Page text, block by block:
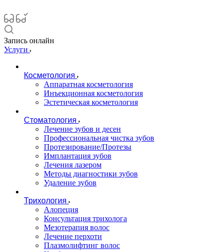
Запись онлайн
Услуги
Косметология
Аппаратная косметология
Инъекционная косметология
Эстетическая косметология
Стоматология
Лечение зубов и десен
Профессиональная чистка зубов
Протезирование/Протезы
Имплантация зубов
Лечения лазером
Методы диагностики зубов
Удаление зубов
Трихология
Алопеция
Консультация трихолога
Мезотерапия волос
Лечение перхоти
Плазмолифтинг волос